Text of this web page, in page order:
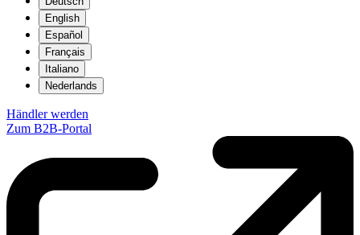
English
Español
Français
Italiano
Nederlands
Händler werden
Zum B2B-Portal